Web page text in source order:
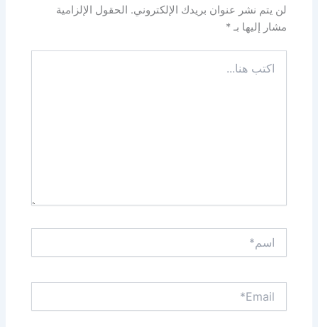
لن يتم نشر عنوان بريدك الإلكتروني. الحقول الإلزامية
مشار إليها بـ*
هنا...